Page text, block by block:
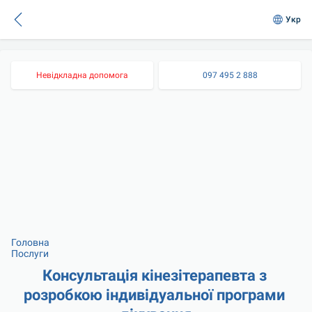
Укр
Невідкладна допомога 097 495 2 888
Головна
Послуги
Консультація кінезітерапевта з
розробкою індивідуальної програми